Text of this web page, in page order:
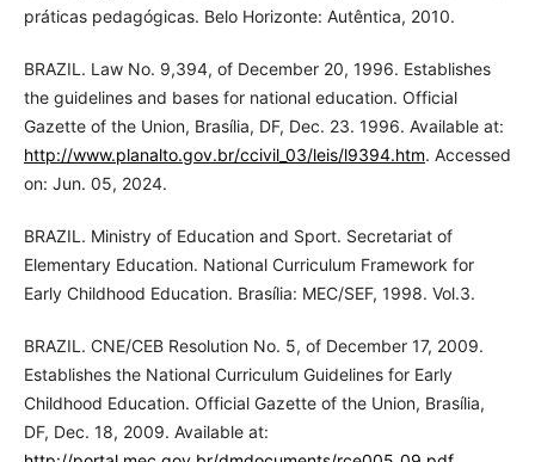
práticas pedagógicas. Belo Horizonte: Autêntica, 2010.
BRAZIL. Law No. 9,394, of December 20, 1996. Establishes
the guidelines and bases for national education. Official
Gazette of the Union, Brasília, DF, Dec. 23. 1996. Available at:
http://www.planalto.gov.br/ccivil_03/leis/l9394.htm. Accessed
on: Jun. 05, 2024.
BRAZIL. Ministry of Education and Sport. Secretariat of
Elementary Education. National Curriculum Framework for
Early Childhood Education. Brasília: MEC/SEF, 1998. Vol.3.
BRAZIL. CNE/CEB Resolution No. 5, of December 17, 2009.
Establishes the National Curriculum Guidelines for Early
Childhood Education. Official Gazette of the Union, Brasília,
DF, Dec. 18, 2009. Available at: